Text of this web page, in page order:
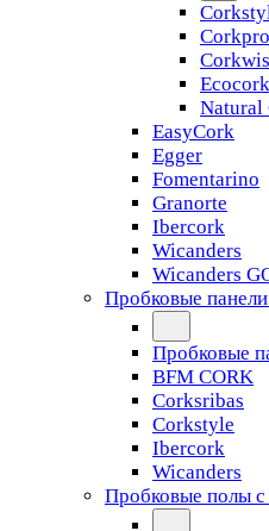
Corkpro
Ecocork
Natural
EasyCork
Egger
Fomentarino
Granorte
Ibercork
Wicanders
Wicanders
Пробковые панели
Пробковые
BFM CORK
Corksribas
Corkstyle
Ibercork
Wicanders
Пробковые полы